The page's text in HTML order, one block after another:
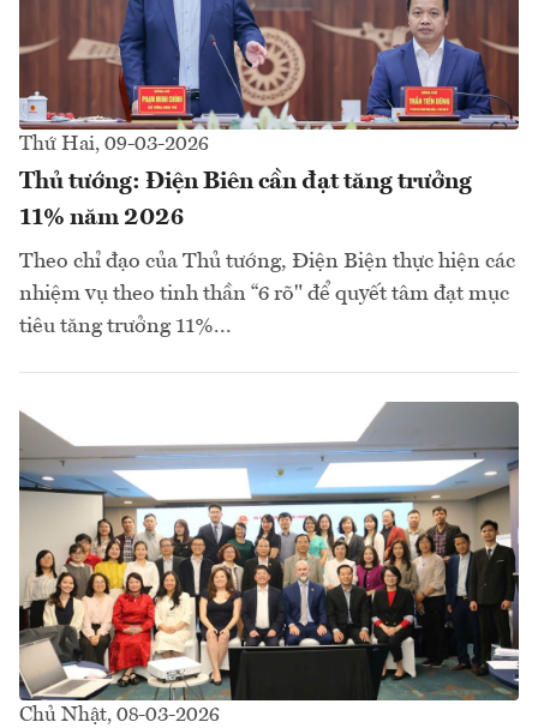
Thứ Hai, 09-03-2026
Thủ tướng: Điện Biên cần đạt tăng trưởng
11% năm 2026
Theo chỉ đạo của Thủ tướng, Điện Biện thực hiện các
nhiệm vụ theo tinh thần “6 rõ" để quyết tâm đạt mục
tiêu tăng trưởng 11%...
Chủ Nhật, 08-03-2026